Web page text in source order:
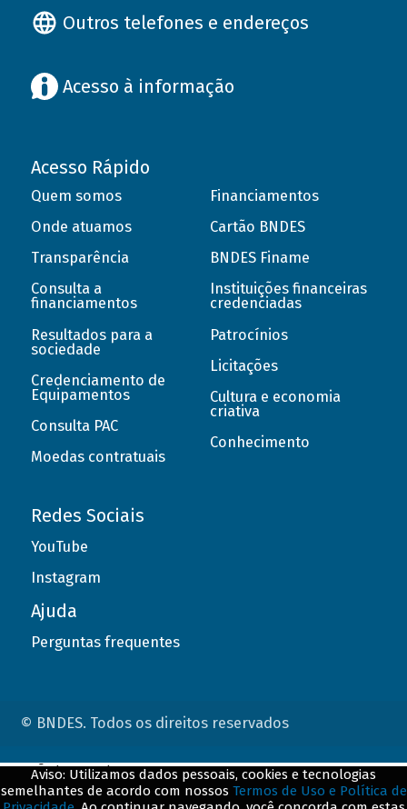
Outros telefones e endereços
Acesso à informação
Acesso Rápido
Quem somos
Onde atuamos
Transparência
Consulta a
financiamentos
Resultados para a
sociedade
Credenciamento de
Equipamentos
Consulta PAC
Moedas contratuais
Financiamentos
Cartão BNDES
BNDES Finame
Instituições financeiras
credenciadas
Patrocínios
Licitações
Cultura e economia
criativa
Conhecimento
Redes Sociais
YouTube
Instagram
Ajuda
Perguntas frequentes
© BNDES. Todos os direitos reservados
Aviso: Utilizamos dados pessoais, cookies e tecnologias
semelhantes de acordo com nossos Termos de Uso e Política de
ConteÃºdo complementar
${title}${badge}